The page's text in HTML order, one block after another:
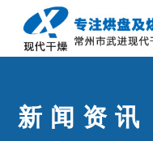
页
新闻资讯